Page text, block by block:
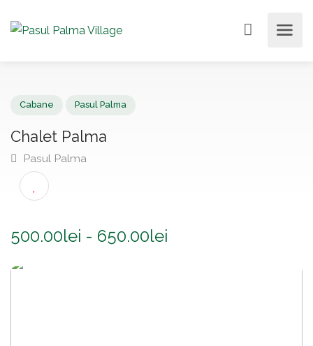
Chalet Palma
Pasul Palma
500.00lei - 650.00lei